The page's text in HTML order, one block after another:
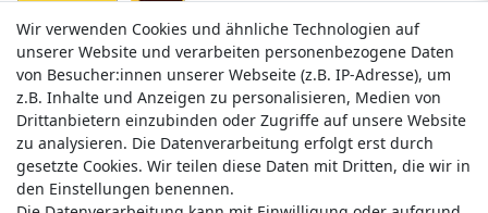
Service & Kontakt
Wir verwenden Cookies und ähnliche Technologien auf
unserer Website und verarbeiten personenbezogene Daten
von Besucher:innen unserer Webseite (z.B. IP-Adresse), um
z.B. Inhalte und Anzeigen zu personalisieren, Medien von
Drittanbietern einzubinden oder Zugriffe auf unsere Website
zu analysieren. Die Datenverarbeitung erfolgt erst durch
gesetzte Cookies. Wir teilen diese Daten mit Dritten, die wir in
den Einstellungen benennen.
Wir verwenden Cookies und ähnliche Technologien auf
unserer Website und verarbeiten personenbezogene Daten
von Besucher:innen unserer Webseite (z.B. IP-Adresse), um
z.B. Inhalte und Anzeigen zu personalisieren, Medien von
Drittanbietern einzubinden oder Zugriffe auf unsere Website
zu analysieren. Die Datenverarbeitung erfolgt erst durch
gesetzte Cookies. Wir teilen diese Daten mit Dritten, die wir in
den Einstellungen benennen.